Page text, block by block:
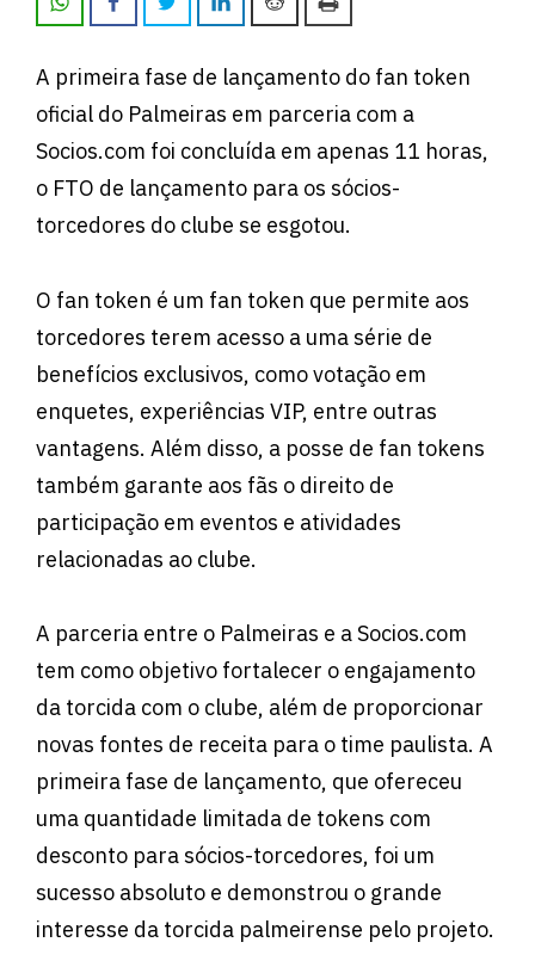
A primeira fase de lançamento do fan token
oficial do Palmeiras em parceria com a
Socios.com foi concluída em apenas 11 horas,
o FTO de lançamento para os sócios-
torcedores do clube se esgotou.
O fan token é um fan token que permite aos
torcedores terem acesso a uma série de
benefícios exclusivos, como votação em
enquetes, experiências VIP, entre outras
vantagens. Além disso, a posse de fan tokens
também garante aos fãs o direito de
participação em eventos e atividades
relacionadas ao clube.
A parceria entre o Palmeiras e a Socios.com
tem como objetivo fortalecer o engajamento
da torcida com o clube, além de proporcionar
novas fontes de receita para o time paulista. A
primeira fase de lançamento, que ofereceu
uma quantidade limitada de tokens com
desconto para sócios-torcedores, foi um
sucesso absoluto e demonstrou o grande
interesse da torcida palmeirense pelo projeto.